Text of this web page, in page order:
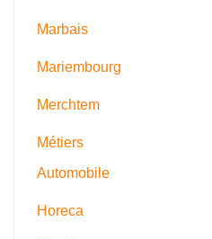
Marbais
Mariembourg
Merchtem
Métiers
Automobile
Horeca